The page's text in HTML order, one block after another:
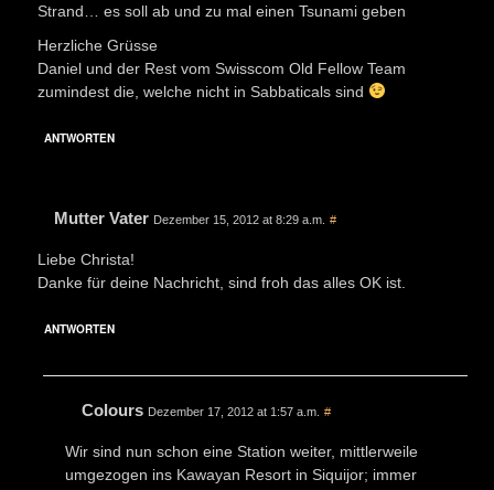
Strand… es soll ab und zu mal einen Tsunami geben
Herzliche Grüsse
Daniel und der Rest vom Swisscom Old Fellow Team
zumindest die, welche nicht in Sabbaticals sind
ANTWORTEN
Mutter Vater Dezember 15, 2012 at 8:29 a.m. #
Liebe Christa!
Danke für deine Nachricht, sind froh das alles OK ist.
ANTWORTEN
Colours Dezember 17, 2012 at 1:57 a.m. #
Wir sind nun schon eine Station weiter, mittlerweile
umgezogen ins Kawayan Resort in Siquijor; immer